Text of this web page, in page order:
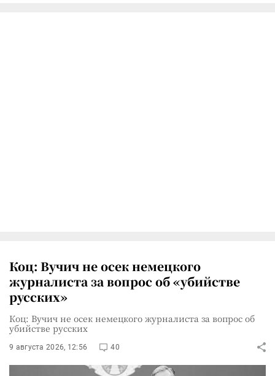
Коц: Вучич не осек немецкого
журналиста за вопрос об «убийстве
русских»
Коц: Вучич не осек немецкого журналиста за вопрос об
убийстве русских
9 августа 2026, 12:56 40